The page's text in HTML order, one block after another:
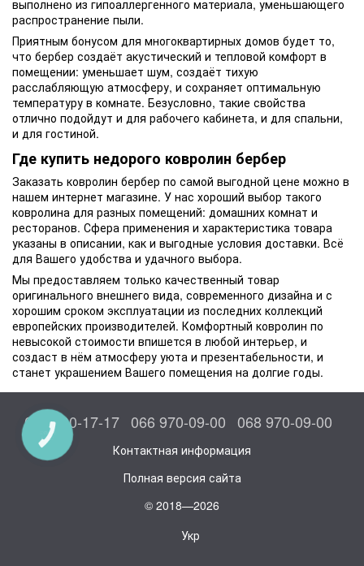
выполнено из гипоаллергенного материала, уменьшающего
распространение пыли.
Приятным бонусом для многоквартирных домов будет то,
что бербер создаёт акустический и тепловой комфорт в
помещении: уменьшает шум, создаёт тихую
расслабляющую атмосферу, и сохраняет оптимальную
температуру в комнате. Безусловно, такие свойства
отлично подойдут и для рабочего кабинета, и для спальни,
и для гостиной.
Где купить недорого ковролин бербер
Заказать ковролин бербер по самой выгодной цене можно в
нашем интернет магазине. У нас хороший выбор такого
ковролина для разных помещений: домашних комнат и
ресторанов. Сфера применения и характеристика товара
указаны в описании, как и выгодные условия доставки. Всё
для Вашего удобства и удачного выбора.
Мы предоставляем только качественный товар
оригинального внешнего вида, современного дизайна и с
хорошим сроком эксплуатации из последних коллекций
европейских производителей. Комфортный ковролин по
невысокой стоимости впишется в любой интерьер, и
создаст в нём атмосферу уюта и презентабельности, и
станет украшением Вашего помещения на долгие годы.
044 300-17-17 066 970-09-00 068 970-09-00
Контактная информация
Полная версия сайта
© 2018—2026
Укр
КНОПКА
СВЯЗИ